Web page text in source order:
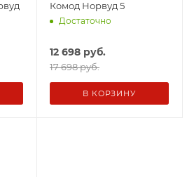
Комод Норвуд 5
Достаточно
12 698 руб.
17 698 руб.
В КОРЗИНУ